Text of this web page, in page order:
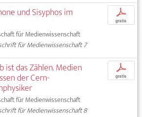
und Sisyphos im
für Medienwissenschaft
für Medienwissenschaft 7
p
gratis
ist das Zählen. Medien
der Cern-
für Medienwissenschaft
für Medienwissenschaft 8
p
gratis